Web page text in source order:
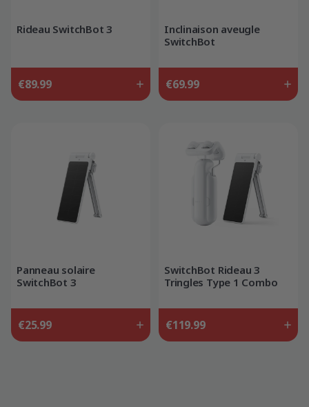
€89.99
Rideau SwitchBot 3
€69.99
Inclinaison aveugle
SwitchBot
€25.99
Panneau solaire
SwitchBot 3
€119.99
SwitchBot Rideau 3
Tringles Type 1 Combo